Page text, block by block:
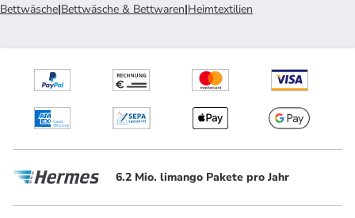
Bettwäsche|Bettwäsche & Bettwaren|Heimtextilien
6.2 Mio. limango Pakete pro Jahr